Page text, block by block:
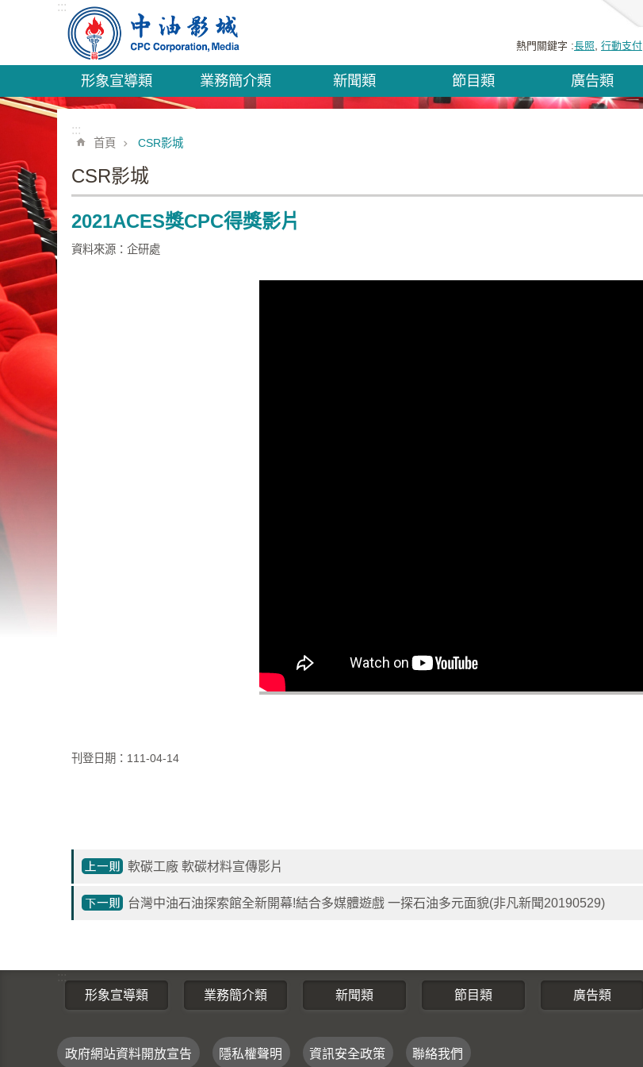
跳到主要內容區塊
:::
熱門關鍵字 長照 行動支付
形象宣導類 業務簡介類 新聞類 節目類 廣告類
:::
首頁 CSR影城
CSR影城
2021ACES獎CPC得獎影片
資料來源：企研處
刊登日期：111-04-14
軟碳工廠 軟碳材料宣傳影片
台灣中油石油探索館全新開幕!結合多媒體遊戲 一探石油多元面貌(非凡新聞20190529)
形象宣導類
業務簡介類 新聞類 節目類 廣告類
政府網站資料開放宣告 隱私權聲明 資訊安全政策 聯絡我們